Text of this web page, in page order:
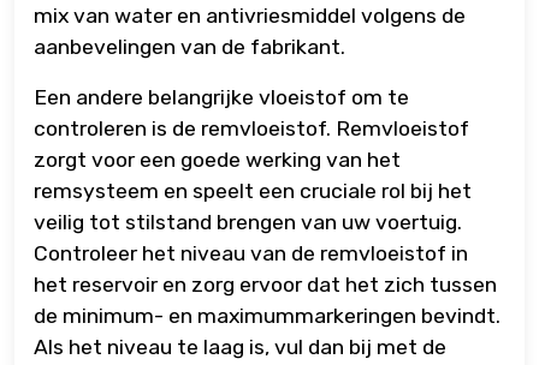
mix van water en antivriesmiddel volgens de
aanbevelingen van de fabrikant.
Een andere belangrijke vloeistof om te
controleren is de remvloeistof. Remvloeistof
zorgt voor een goede werking van het
remsysteem en speelt een cruciale rol bij het
veilig tot stilstand brengen van uw voertuig.
Controleer het niveau van de remvloeistof in
het reservoir en zorg ervoor dat het zich tussen
de minimum- en maximummarkeringen bevindt.
Als het niveau te laag is, vul dan bij met de